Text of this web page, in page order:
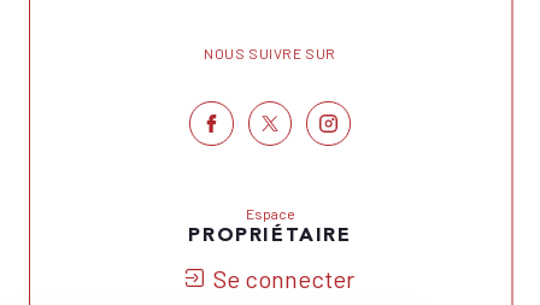
NOUS SUIVRE SUR
Espace
PROPRIÉTAIRE
Se connecter